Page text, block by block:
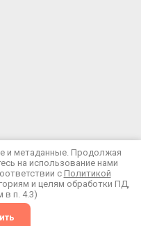
и метаданные. Продолжая
на использование нами
с Политикой
и целям обработки ПД,
в п. 4.3)